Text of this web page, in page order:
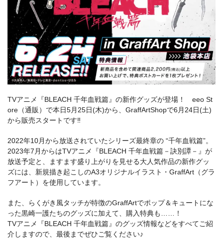
TVアニメ『BLEACH 千年血戦篇』の新作グッズが登場！ eeo St
ore（通販）で本日5月25日(木)から、GraffArtShopで6月24日(土)
から販売スタートです‼
2022年10月から放送されていたシリーズ最終章の “千年血戦篇”。
2023年7月からはTVアニメ『BLEACH 千年血戦篇－訣別譚－』が
放送予定と、ますます盛り上がりを見せる大人気作品の新作グッ
ズには、新規描き起こしのA3オリジナルイラスト・GraffArt（グラ
フアート）を使用しています。
また、らくがき風タッチが特徴のGraffArtでポップ＆キュートにな
った黒崎一護たちのグッズに加えて、購入特典も……！
TVアニメ『BLEACH 千年血戦篇』のグッズ情報などをすべてご紹
介しますので、最後までぜひご覧ください♪